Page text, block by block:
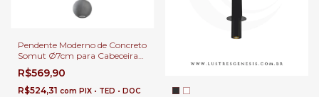
Pendente Moderno de Concreto
Somut Ø7cm para Cabeceira
de Cama, Balcão de Cozinha,
Quartos, Lavabo e Área
Gourmet
R$569,90
R$524,31 com PIX • TED • DOC